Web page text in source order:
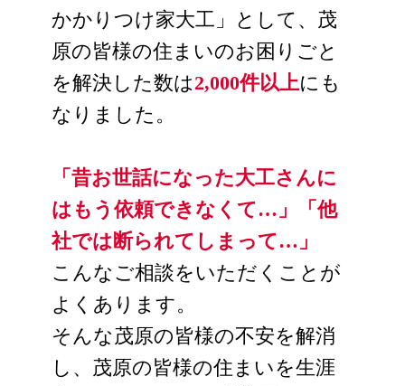
かかりつけ家大工」として、茂
原の皆様の住まいのお困りごと
を解決した数は2,000件以上にも
なりました。
「昔お世話になった大工さんに
はもう依頼できなくて…」「他
社では断られてしまって…」
こんなご相談をいただくことが
よくあります。
そんな茂原の皆様の不安を解消
し、茂原の皆様の住まいを生涯